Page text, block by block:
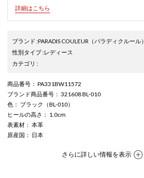
詳細はこちら
ブランド :PARADIS COULEUR （パラディクルール）
性別タイプ:レディース
カテゴリ :
商品番号 ： PA331BW11572
ブランド商品番号 ： 321608 BL-010
色 ： ブラック（BL-010）
ヒールの高さ ： 1.0cm
表素材 ： 本革
原産国 ： 日本
さらに詳しい情報を表示